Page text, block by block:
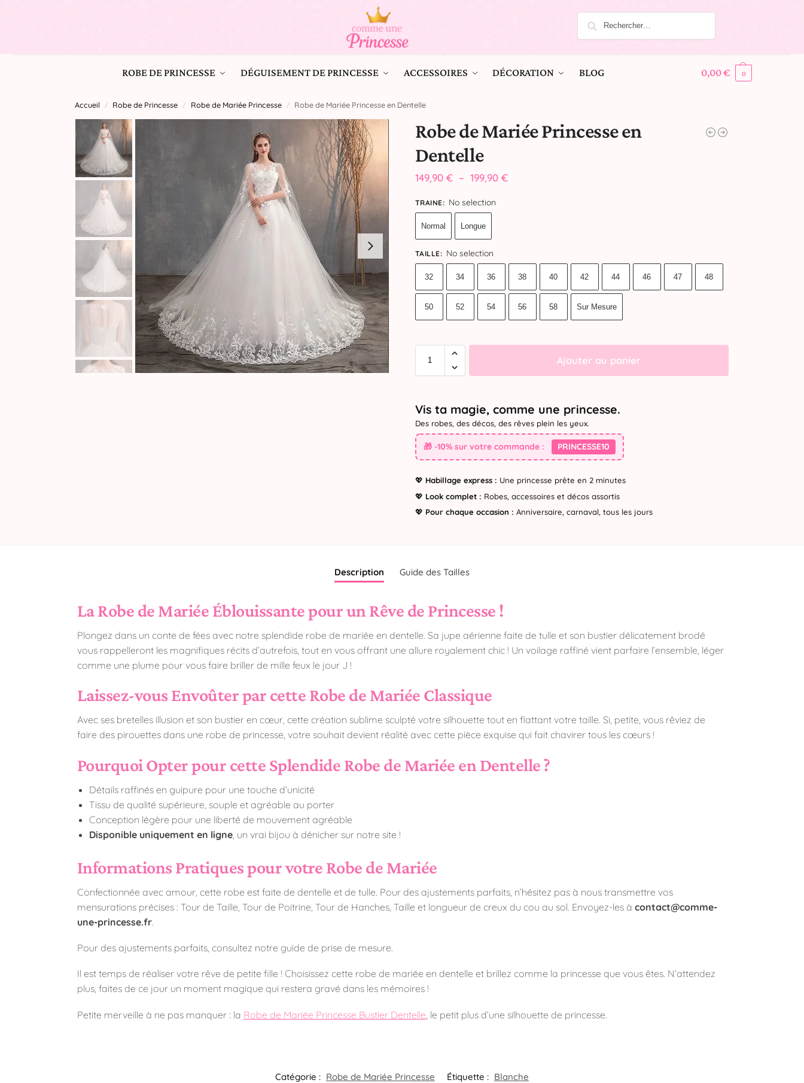
ROBE DE PRINCESSE DÉGUISEMENT DE PRINCESSE ACCESSOIRES DÉCORATION BLOG 0,00€ 0
Accueil / Robe de Princesse / Robe de Mariée Princesse / Robe de Mariée Princesse en Dentelle
Robe de Mariée Princesse en
Dentelle
149,90 € – 199,90 €
TRAINE: No selection
Normal Longue
TAILLE: No selection
32 34 36 38 40 42 44 46 47 48
50 52 54 56 58 Sur Mesure
Ajouter au panier
Vis ta magie, comme une princesse.
Des robes, des décos, des rêves plein les yeux.
🎁 -10% sur votre commande : PRINCESSE10
💖 Habillage express : Une princesse prête en 2 minutes
💖 Look complet : Robes, accessoires et décos assortis
💖 Pour chaque occasion : Anniversaire, carnaval, tous les jours
Description Guide des Tailles
La Robe de Mariée Éblouissante pour un Rêve de Princesse !
Plongez dans un conte de fées avec notre splendide robe de mariée en dentelle. Sa jupe aérienne faite de tulle et son bustier délicatement brodé
vous rappelleront les magnifiques récits d’autrefois, tout en vous offrant une allure royalement chic ! Un voilage raffiné vient parfaire l’ensemble, léger
comme une plume pour vous faire briller de mille feux le jour J !
Laissez-vous Envoûter par cette Robe de Mariée Classique
Avec ses bretelles illusion et son bustier en cœur, cette création sublime sculpté votre silhouette tout en flattant votre taille. Si, petite, vous rêviez de
faire des pirouettes dans une robe de princesse, votre souhait devient réalité avec cette pièce exquise qui fait chavirer tous les cœurs !
Pourquoi Opter pour cette Splendide Robe de Mariée en Dentelle ?
Détails raffinés en guipure pour une touche d’unicité
Tissu de qualité supérieure, souple et agréable au porter
Conception légère pour une liberté de mouvement agréable
Disponible uniquement en ligne, un vrai bijou à dénicher sur notre site !
Informations Pratiques pour votre Robe de Mariée
Confectionnée avec amour, cette robe est faite de dentelle et de tulle. Pour des ajustements parfaits, n’hésitez pas à nous transmettre vos
mensurations précises : Tour de Taille, Tour de Poitrine, Tour de Hanches, Taille et longueur de creux du cou au sol. Envoyez-les à contact@comme-
une-princesse.fr.
Pour des ajustements parfaits, consultez notre guide de prise de mesure.
Il est temps de réaliser votre rêve de petite fille ! Choisissez cette robe de mariée en dentelle et brillez comme la princesse que vous êtes. N’attendez
plus, faites de ce jour un moment magique qui restera gravé dans les mémoires !
Petite merveille à ne pas manquer : la Robe de Mariée Princesse Bustier Dentelle , le petit plus d’une silhouette de princesse.
Catégorie : Robe de Mariée Princesse Étiquette : Blanche